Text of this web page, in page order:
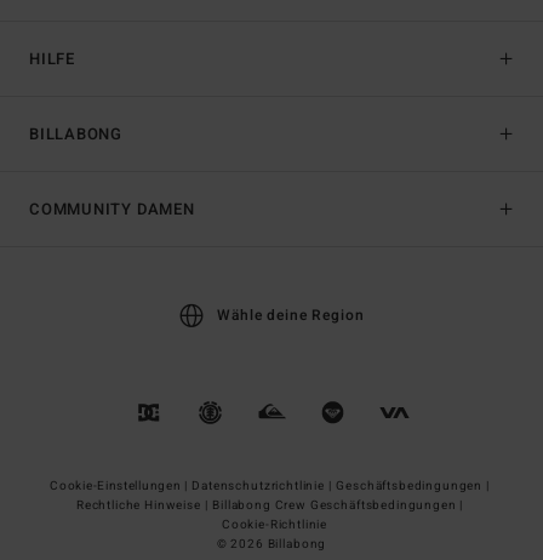
HILFE
BILLABONG
COMMUNITY DAMEN
Wähle deine Region
Cookie-Einstellungen | Datenschutzrichtlinie | Geschäftsbedingungen |
Rechtliche Hinweise | Billabong Crew Geschäftsbedingungen |
Cookie-Richtlinie
© 2026 Billabong